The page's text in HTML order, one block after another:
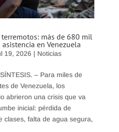
más de 680 mil
en Venezuela
19, 2026 | Noticias
– Para miles de
de Venezuela, los
abrieron una crisis que va
inicial: pérdida de
clases, falta de agua segura,